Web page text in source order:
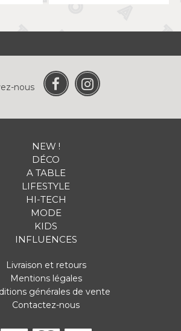
nous
NEW !
DÉCO
A TABLE
LIFESTYLE
HI-TECH
MODE
KIDS
INFLUENCES
Livraison et retours
Mentions légales
générales de vente
Contactez-nous